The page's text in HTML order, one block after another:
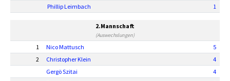
Phillip Leimbach
1
2.Mannschaft
(Auswechslungen)
1 Nico Mattusch
5
2
Christopher Klein
4
Gergö Szitai
4